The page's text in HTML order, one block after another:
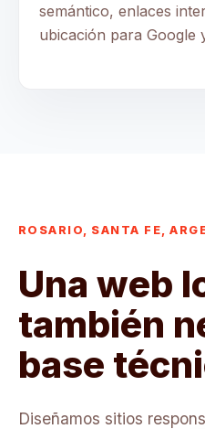
semántico, enlaces
ubicación para Google
ROSARIO, SANTA FE,
Una web
también
base
Diseñamos sitios